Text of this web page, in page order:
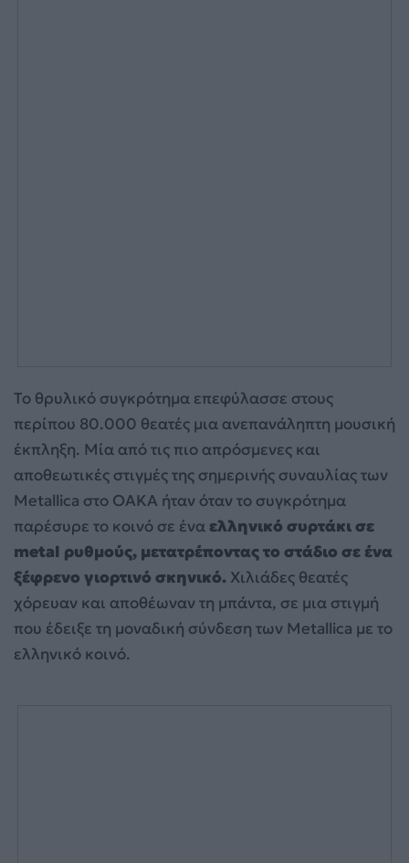
Το θρυλικό συγκρότημα επεφύλασσε στους
περίπου 80.000 θεατές μια ανεπανάληπτη μουσική
έκπληξη. Μία από τις πιο απρόσμενες και
αποθεωτικές στιγμές της σημερινής συναυλίας των
Metallica στο ΟΑΚΑ ήταν όταν το συγκρότημα
παρέσυρε το κοινό σε ένα ελληνικό συρτάκι σε
metal ρυθμούς, μετατρέποντας το στάδιο σε ένα
ξέφρενο γιορτινό σκηνικό. Χιλιάδες θεατές
χόρευαν και αποθέωναν τη μπάντα, σε μια στιγμή
που έδειξε τη μοναδική σύνδεση των Metallica με το
ελληνικό κοινό.